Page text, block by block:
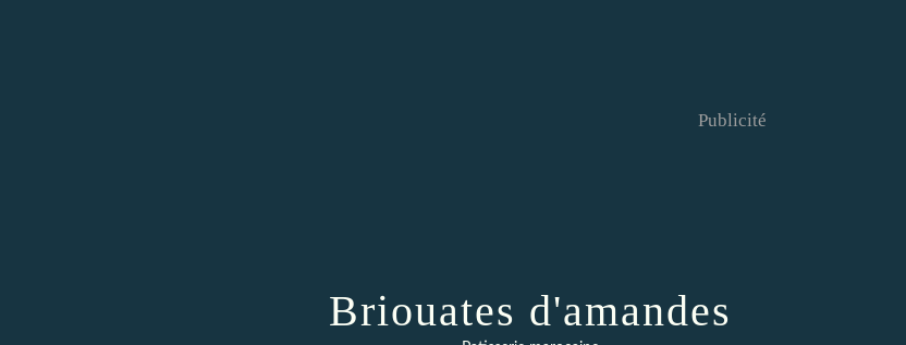
Publicité
Briouates d'amandes